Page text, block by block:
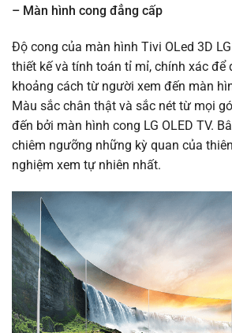
– Màn hình cong đẳng cấp
Ðộ cong của màn hình Tivi OLed 3D
thiết kế và tính toán tỉ mỉ, chính xác để
khoảng cách từ người xem đến màn
Màu sắc chân thật và sắc nét từ mọi
đến bởi màn hình cong LG OLED TV.
chiêm ngưỡng những kỳ quan của
nghiệm xem tự nhiên nhất.